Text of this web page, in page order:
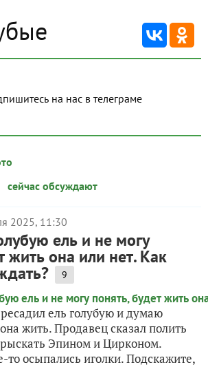
Подпишитесь на нас в телеграме
сейчас обсуждают
2025, 11:30
ель и не могу
жить она или нет. Как
9
ель голубую и думаю
жить. Продавец сказал полить
Эпином и Цирконом.
то осыпались иголки. Подскажите,